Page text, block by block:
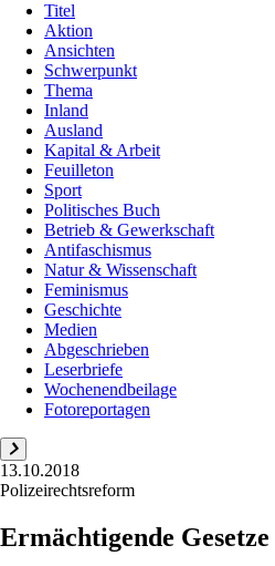
Titel
Aktion
Ansichten
Schwerpunkt
Thema
Inland
Ausland
Kapital & Arbeit
Feuilleton
Sport
Politisches Buch
Betrieb & Gewerkschaft
Antifaschismus
Natur & Wissenschaft
Feminismus
Geschichte
Medien
Abgeschrieben
Leserbriefe
Wochenendbeilage
Fotoreportagen
13.10.2018
Polizeirechtsreform
Ermächtigende Gesetze